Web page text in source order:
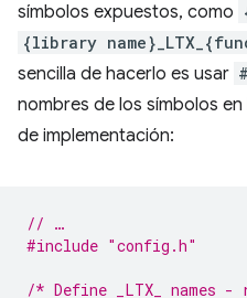
símbolos expuestos, como
{library
sencilla de hacerlo es usar
nombres de los símbolos
de implementación:
// …
#include "config.h"
/* Define _LTX_ names